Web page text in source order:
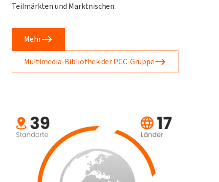
Teilmärkten und Marktnischen.
Mehr
Multimedia-Bibliothek der PCC-Gruppe